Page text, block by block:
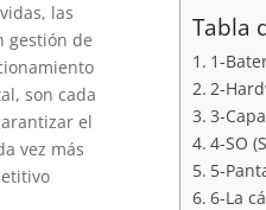
las
gestión de
son cada
el
vez más
Tabla
1-
2-
3-
4-SO
5-
6-La